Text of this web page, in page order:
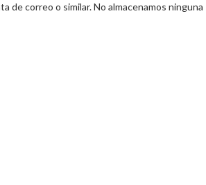
de correo o similar. No almacenamos ninguna